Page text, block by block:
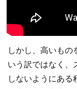
しかし、高いもの
いう訳ではなく、
しないようにある